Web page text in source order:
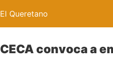
El Queretano
CECA convoca a